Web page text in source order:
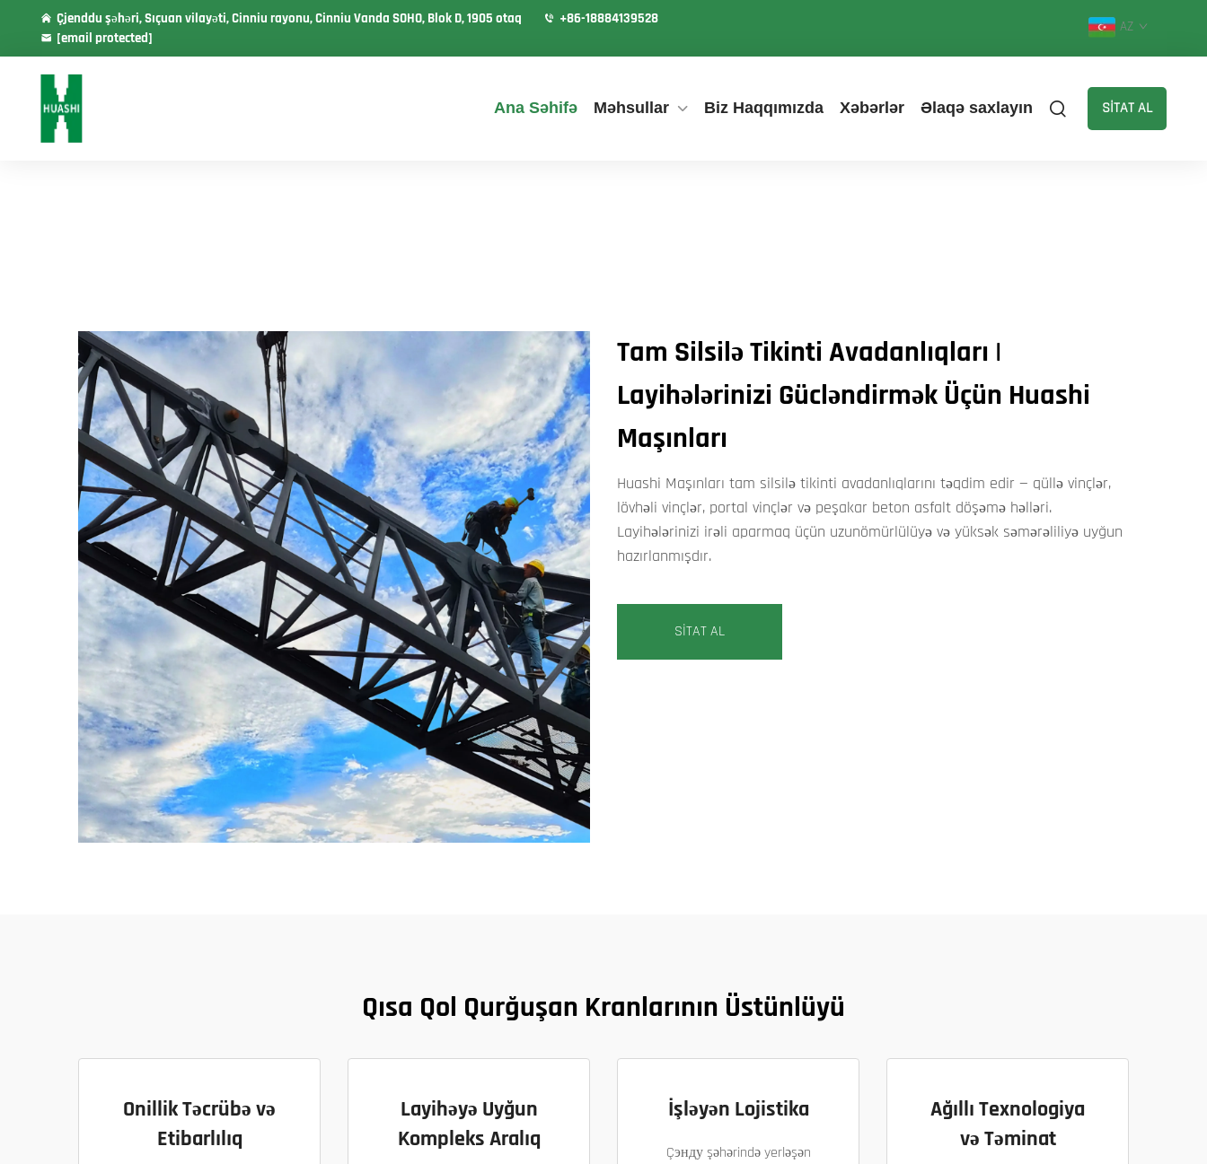
Çjenddu şəhəri, Sıçuan vilayəti, Cinniu rayonu, Cinniu Vanda SOHO, Blok D, 1905 otaq
+86-18884139528
[email protected]
AZ
Ana Səhifə Məhsullar Biz Haqqımızda Xəbərlər Əlaqə saxlayın SİTAT AL
Tam Silsilə Tikinti Avadanlıqları |
Layihələrinizi Gücləndirmək Üçün Huashi
Maşınları
Huashi Maşınları tam silsilə tikinti avadanlıqlarını təqdim edir — qüllə vinçlər,
lövhəli vinçlər, portal vinçlər və peşakar beton asfalt döşəmə həlləri.
Layihələrinizi irəli aparmaq üçün uzunömürlülüyə və yüksək səmərəliliyə uyğun
hazırlanmışdır.
SİTAT AL
Qısa Qol Qurğuşan Kranlarının Üstünlüyü
Onillik Təcrübə və
Etibarlılıq
Layihəyə Uyğun
Kompleks Aralıq
İşləyən Lojistika
Çэнду şəhərində yerləşən
Ağıllı Texnologiya
və Təminat